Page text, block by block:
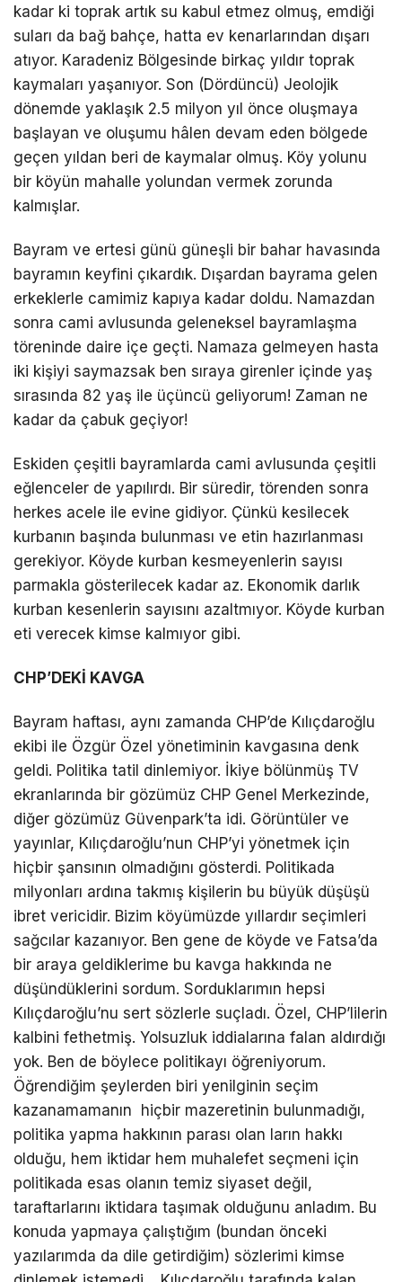
kadar ki toprak artık su kabul etmez olmuş, emdiği
suları da bağ bahçe, hatta ev kenarlarından dışarı
atıyor. Karadeniz Bölgesinde birkaç yıldır toprak
kaymaları yaşanıyor. Son (Dördüncü) Jeolojik
dönemde yaklaşık 2.5 milyon yıl önce oluşmaya
başlayan ve oluşumu hâlen devam eden bölgede
geçen yıldan beri de kaymalar olmuş. Köy yolunu
bir köyün mahalle yolundan vermek zorunda
kalmışlar.
Bayram ve ertesi günü güneşli bir bahar havasında
bayramın keyfini çıkardık. Dışardan bayrama gelen
erkeklerle camimiz kapıya kadar doldu. Namazdan
sonra cami avlusunda geleneksel bayramlaşma
töreninde daire içe geçti. Namaza gelmeyen hasta
iki kişiyi saymazsak ben sıraya girenler içinde yaş
sırasında 82 yaş ile üçüncü geliyorum! Zaman ne
kadar da çabuk geçiyor!
Eskiden çeşitli bayramlarda cami avlusunda çeşitli
eğlenceler de yapılırdı. Bir süredir, törenden sonra
herkes acele ile evine gidiyor. Çünkü kesilecek
kurbanın başında bulunması ve etin hazırlanması
gerekiyor. Köyde kurban kesmeyenlerin sayısı
parmakla gösterilecek kadar az. Ekonomik darlık
kurban kesenlerin sayısını azaltmıyor. Köyde kurban
eti verecek kimse kalmıyor gibi.
CHP’DEKİ KAVGA
Bayram haftası, aynı zamanda CHP’de Kılıçdaroğlu
ekibi ile Özgür Özel yönetiminin kavgasına denk
geldi. Politika tatil dinlemiyor. İkiye bölünmüş TV
ekranlarında bir gözümüz CHP Genel Merkezinde,
diğer gözümüz Güvenpark’ta idi. Görüntüler ve
yayınlar, Kılıçdaroğlu’nun CHP’yi yönetmek için
hiçbir şansının olmadığını gösterdi. Politikada
milyonları ardına takmış kişilerin bu büyük düşüşü
ibret vericidir. Bizim köyümüzde yıllardır seçimleri
sağcılar kazanıyor. Ben gene de köyde ve Fatsa’da
bir araya geldiklerime bu kavga hakkında ne
düşündüklerini sordum. Sorduklarımın hepsi
Kılıçdaroğlu’nu sert sözlerle suçladı. Özel, CHP’lilerin
kalbini fethetmiş. Yolsuzluk iddialarına falan aldırdığı
yok. Ben de böylece politikayı öğreniyorum.
Öğrendiğim şeylerden biri yenilginin seçim
kazanamamanın hiçbir mazeretinin bulunmadığı,
politika yapma hakkının parası olan ların hakkı
olduğu, hem iktidar hem muhalefet seçmeni için
politikada esas olanın temiz siyaset değil,
taraftarlarını iktidara taşımak olduğunu anladım. Bu
konuda yapmaya çalıştığım (bundan önceki
yazılarımda da dile getirdiğim) sözlerimi kimse